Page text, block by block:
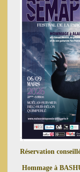
Réservation
Hommage à